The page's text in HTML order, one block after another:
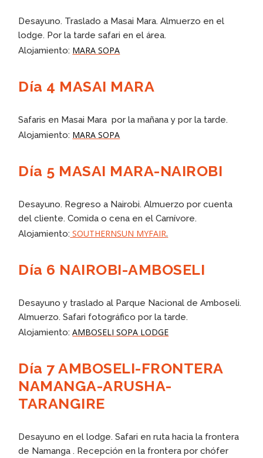
Desayuno. Traslado a Masai Mara. Almuerzo en el
lodge. Por la tarde safari en el área.
Alojamiento: MARA SOPA
Día 4 MASAI MARA
Safaris en Masai Mara por la mañana y por la tarde.
Alojamiento: MARA SOPA
Día 5 MASAI MARA-NAIROBI
Desayuno. Regreso a Nairobi. Almuerzo por cuenta
del cliente. Comida o cena en el Carnívore.
Alojamiento: SOUTHERNSUN MYFAIR.
Día 6 NAIROBI-AMBOSELI
Desayuno y traslado al Parque Nacional de Amboseli.
Almuerzo. Safari fotográfico por la tarde.
Alojamiento:AMBOSELI SOPA LODGE
Día 7 AMBOSELI-FRONTERA
NAMANGA-ARUSHA-
TARANGIRE
Desayuno en el lodge. Safari en ruta hacia la frontera
de Namanga . Recepción en la frontera por chófer